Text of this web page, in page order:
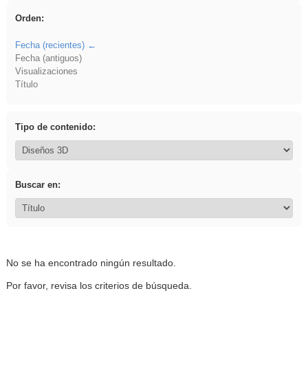
Orden:
Fecha (recientes)
Fecha (antiguos)
Visualizaciones
Título
Tipo de contenido:
Buscar en:
No se ha encontrado ningún resultado.
Por favor, revisa los criterios de búsqueda.